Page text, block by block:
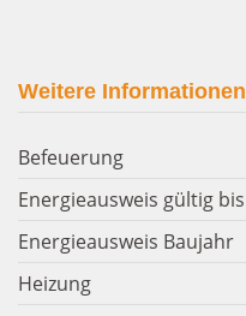
Weitere Informationen
Befeuerung
Energieausweis gültig bis
Energieausweis Baujahr
Heizung